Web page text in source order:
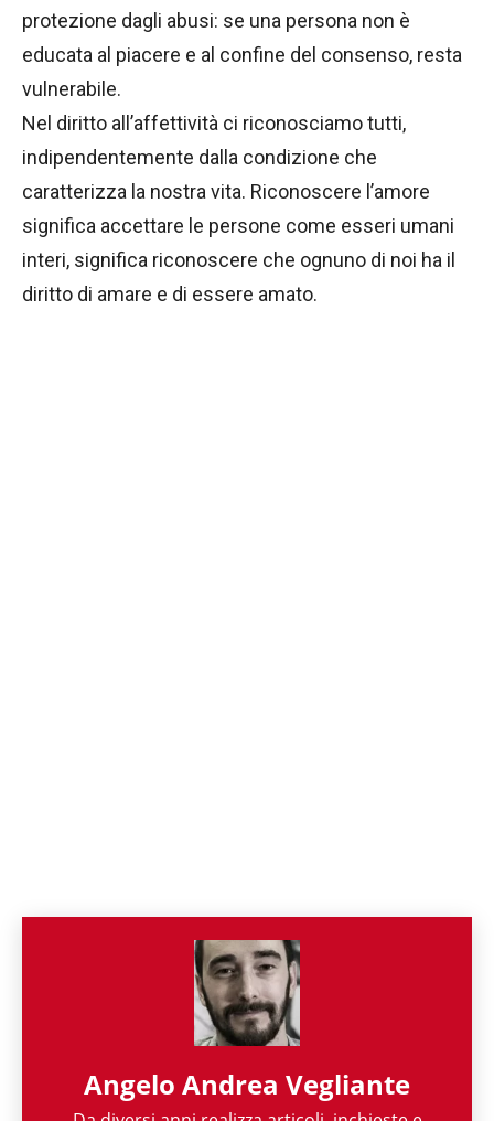
protezione dagli abusi: se una persona non è
educata al piacere e al confine del consenso, resta
vulnerabile.
Nel diritto all’affettività ci riconosciamo tutti,
indipendentemente dalla condizione che
caratterizza la nostra vita. Riconoscere l’amore
significa accettare le persone come esseri umani
interi, significa riconoscere che ognuno di noi ha il
diritto di amare e di essere amato.
Angelo Andrea Vegliante